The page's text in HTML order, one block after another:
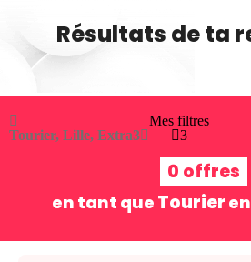
Résultats de ta
Tourier, Lille, Extra3
Mes filtres
3
0 offres
en tant que Tourier en